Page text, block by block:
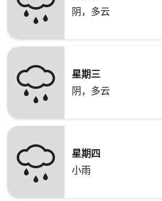
阴，多云
星期三
阴，多云
星期四
小雨